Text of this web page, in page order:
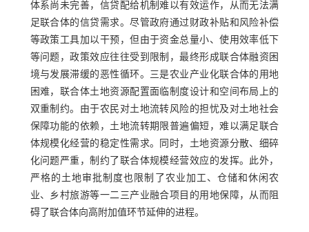
体系尚未完善，信贷配给机制难以有效运作，从而无法满
足联合体的信贷需求。尽管政府通过财政补贴和风险补偿
等政策工具加以干预，但由于资金总量小、使用效率低下
等问题，政策效应往往受到限制，最终形成联合体融资困
境与发展滞缓的恶性循环。三是农业产业化联合体的用地
困难，联合体土地资源配置面临制度设计和空间布局上的
双重制约。由于农民对土地流转风险的担忧及对土地社会
保障功能的依赖，土地流转期限普遍偏短，难以满足联合
体规模化经营的稳定性需求。同时，土地资源分散、细碎
化问题严重，制约了联合体规模经营效应的发挥。此外，
严格的土地审批制度也限制了农业加工、仓储和休闲农
业、乡村旅游等一二三产业融合项目的用地保障，从而阻
碍了联合体向高附加值环节延伸的进程。